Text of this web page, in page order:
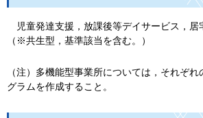
児童発達支援，放課後等デイサービス，居
（※共生型，基準該当を含む。）
（注）多機能型事業所については，それぞ
グラムを作成すること。